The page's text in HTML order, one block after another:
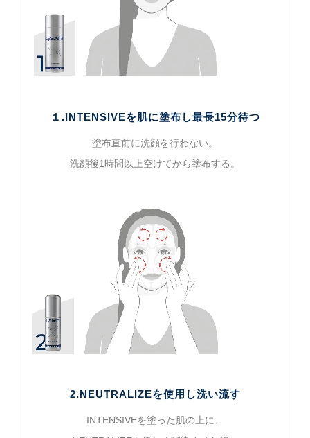
１.INTENSIVEを肌に塗布し最長15分待つ
塗布直前に洗顔を行わない。
洗顔後1時間以上空けてから塗布する。
2.NEUTRALIZEを使用し洗い流す
INTENSIVEを塗った肌の上に、